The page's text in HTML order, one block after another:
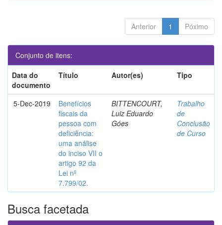
Anterior 1 Póximo
Conjunto de itens:
Data do
documento
Título Autor(es) Tipo
5-Dec-2019
Benefícios
fiscais da
pessoa com
deficiência:
uma análise
do inciso VII o
artigo 92 da
Lei nº
7.799/02.
BITTENCOURT,
Luiz Eduardo
Góes
Trabalho
de
Conclusão
de Curso
Busca facetada